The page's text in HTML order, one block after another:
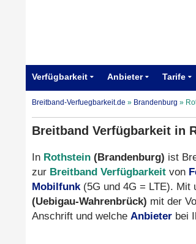
Verfügbarkeit Anbieter Tarife
Breitband-Verfuegbarkeit.de » Brandenburg »
Breitband Verfügbarkeit in
In Rothstein (Brandenburg) ist
zur Breitband Verfügbarkeit von
Mobilfunk(5G und 4G = LTE). Mit
(Uebigau-Wahrenbrück) mit der
Anschrift und welche Anbieter bei